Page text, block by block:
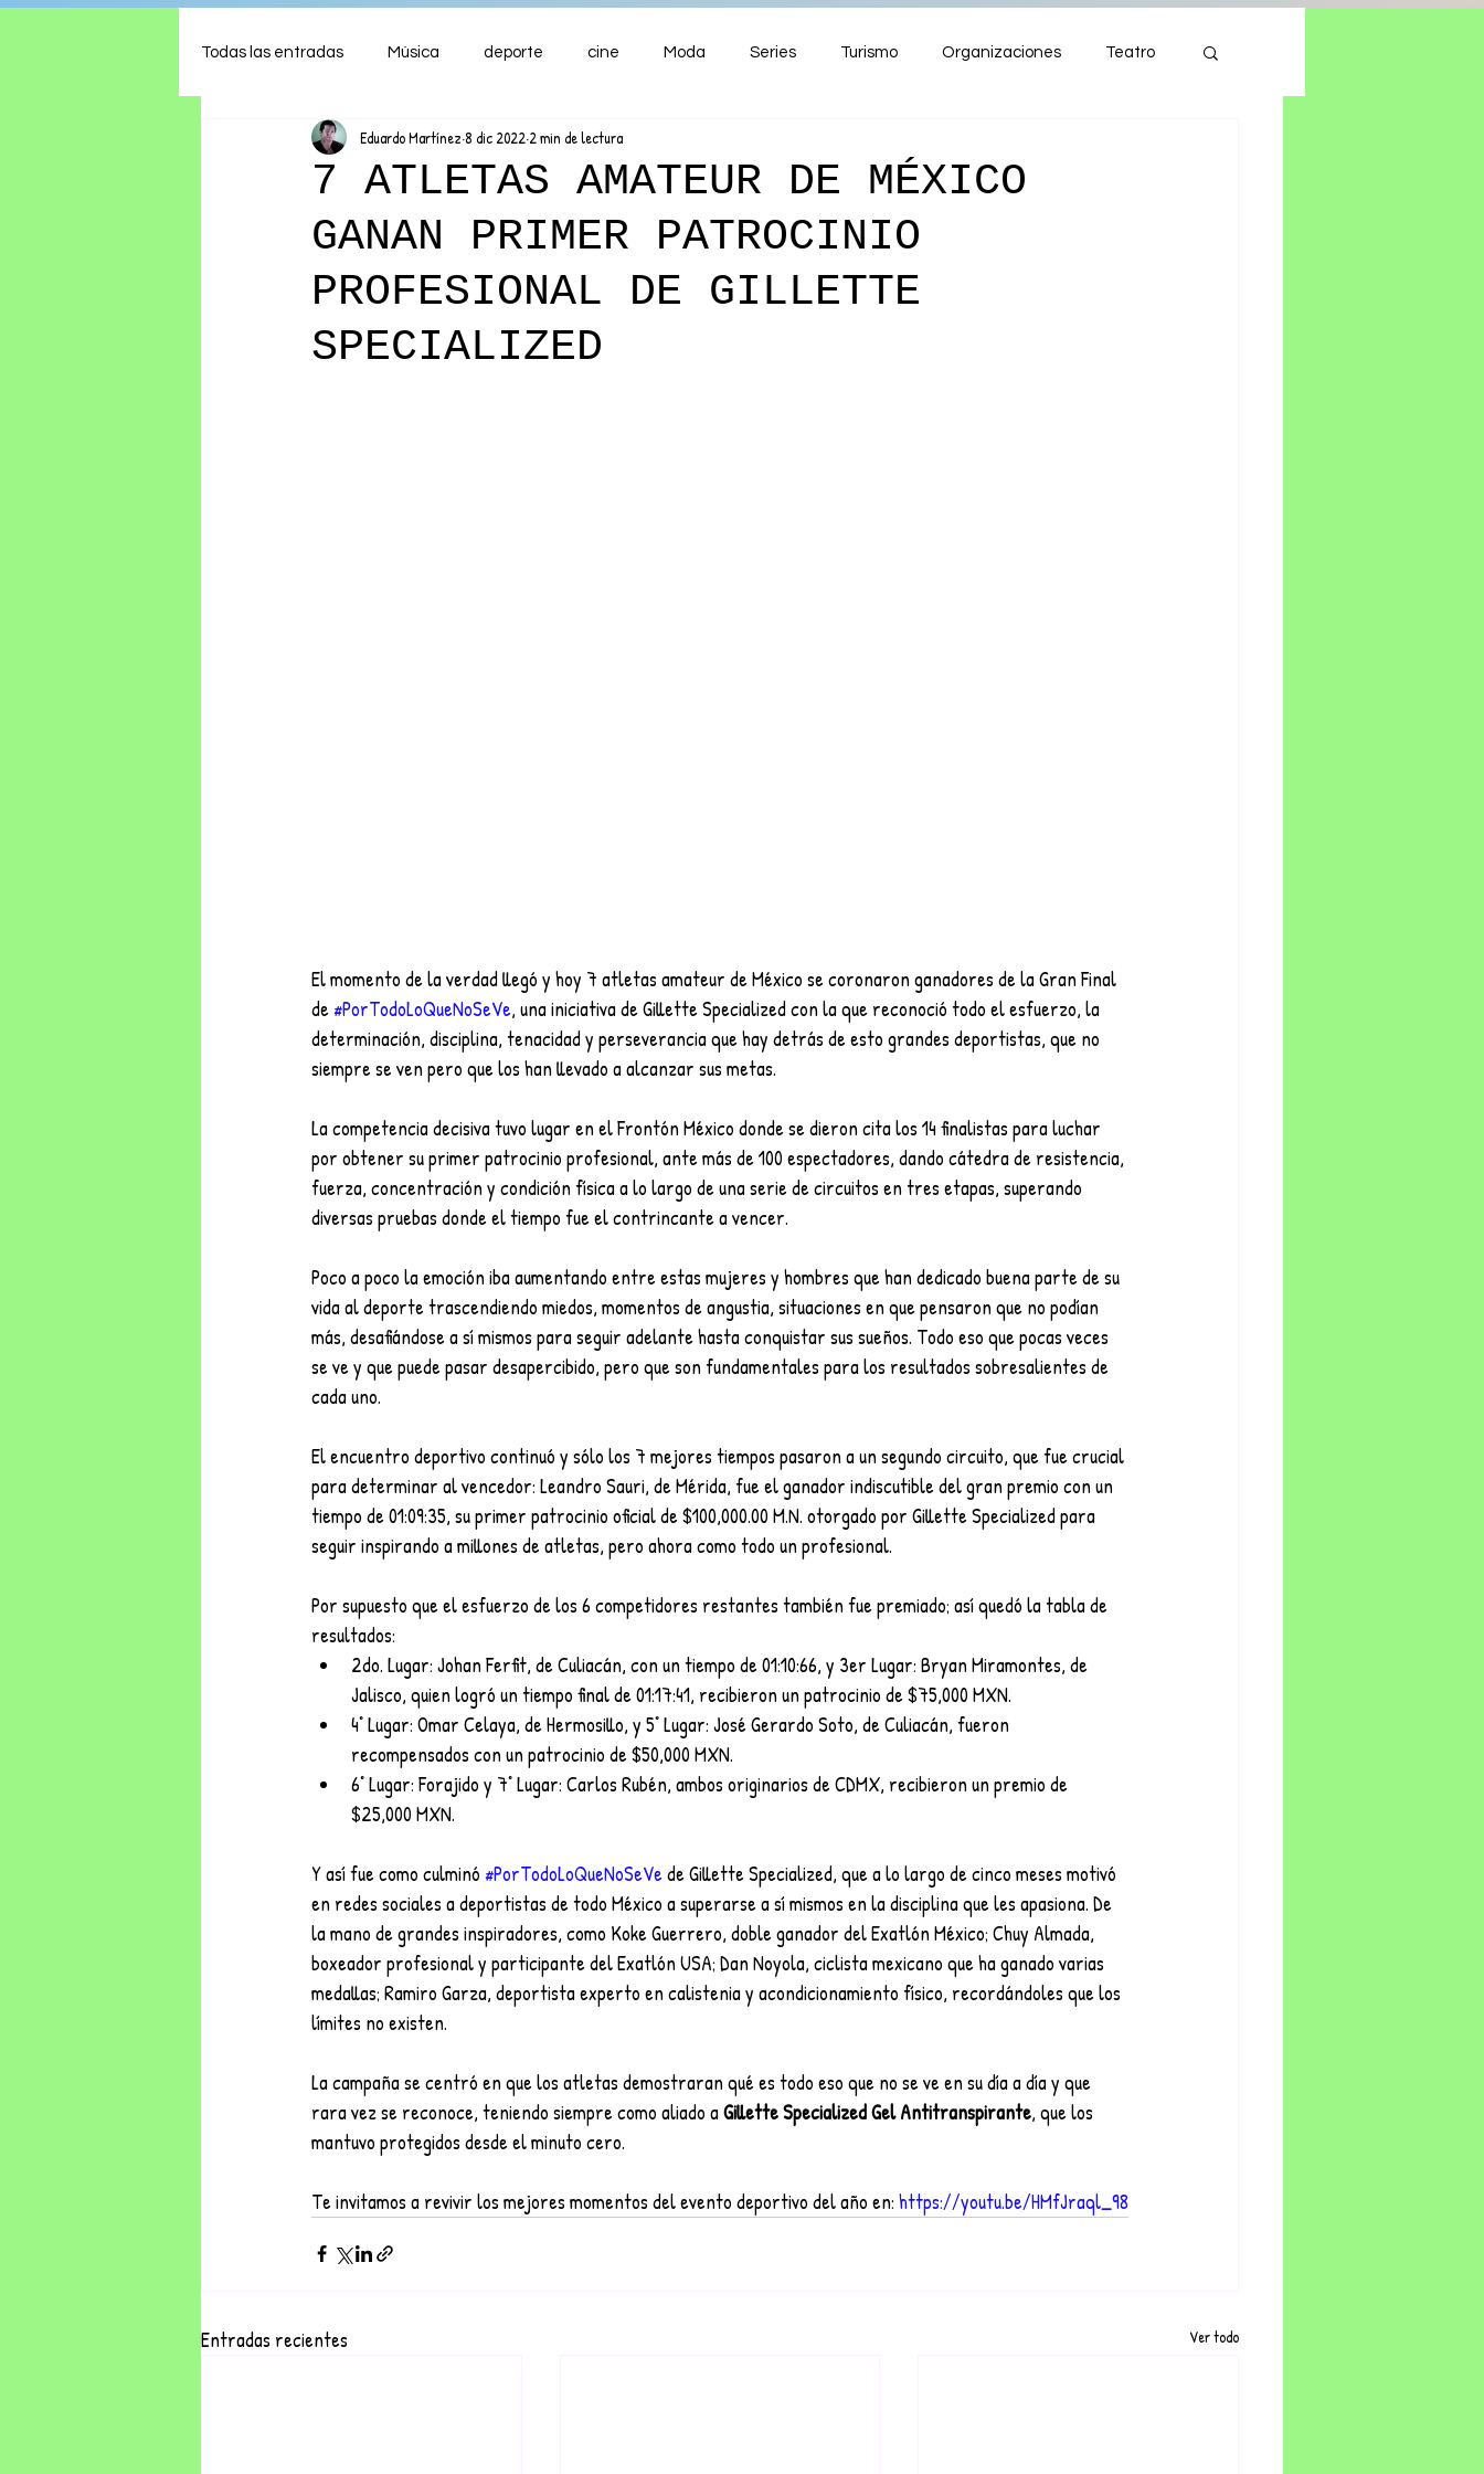
Todas las entradas Música deporte cine Moda Series Turismo Organizaciones Teatro
Shows Comida ENTRETENIMIENTO
Ambiente Hogar Finanzas
7 ATLETAS AMATEUR DE MÉXICO
GANAN PRIMER PATROCINIO
PROFESIONAL DE GILLETTE
SPECIALIZED
Eduardo Martínez 8 dic 2022 2 min de lectura
El momento de la verdad llegó y hoy 7 atletas amateur de México se coronaron ganadores de la Gran Final
de #PorTodoLoQueNoSeVe, una iniciativa de Gillette Specialized con la que reconoció todo el esfuerzo, la
determinación, disciplina, tenacidad y perseverancia que hay detrás de esto grandes deportistas, que no
siempre se ven pero que los han llevado a alcanzar sus metas.
La competencia decisiva tuvo lugar en el Frontón México donde se dieron cita los 14 finalistas para luchar
por obtener su primer patrocinio profesional, ante más de 100 espectadores, dando cátedra de resistencia,
fuerza, concentración y condición física a lo largo de una serie de circuitos en tres etapas, superando
diversas pruebas donde el tiempo fue el contrincante a vencer.
Poco a poco la emoción iba aumentando entre estas mujeres y hombres que han dedicado buena parte de su
vida al deporte trascendiendo miedos, momentos de angustia, situaciones en que pensaron que no podían
más, desafiándose a sí mismos para seguir adelante hasta conquistar sus sueños. Todo eso que pocas veces
se ve y que puede pasar desapercibido, pero que son fundamentales para los resultados sobresalientes de
cada uno.
El encuentro deportivo continuó y sólo los 7 mejores tiempos pasaron a un segundo circuito, que fue crucial
para determinar al vencedor: Leandro Sauri, de Mérida, fue el ganador indiscutible del gran premio con un
tiempo de 01:09:35, su primer patrocinio oficial de $100,000.00 M.N. otorgado por Gillette Specialized para
seguir inspirando a millones de atletas, pero ahora como todo un profesional.
Por supuesto que el esfuerzo de los 6 competidores restantes también fue premiado; así quedó la tabla de
resultados:
2do. Lugar: Johan Ferfit, de Culiacán, con un tiempo de 01:10:66, y 3er Lugar: Bryan Miramontes, de
Jalisco, quien logró un tiempo final de 01:17:41, recibieron un patrocinio de $75,000 MXN.
4° Lugar: Omar Celaya, de Hermosillo, y 5° Lugar: José Gerardo Soto, de Culiacán, fueron
recompensados con un patrocinio de $50,000 MXN.
6° Lugar: Forajido y 7° Lugar: Carlos Rubén, ambos originarios de CDMX, recibieron un premio de
$25,000 MXN.
Y así fue como culminó #PorTodoLoQueNoSeVe de Gillette Specialized, que a lo largo de cinco meses motivó
en redes sociales a deportistas de todo México a superarse a sí mismos en la disciplina que les apasiona. De
la mano de grandes inspiradores, como Koke Guerrero, doble ganador del Exatlón México; Chuy Almada,
boxeador profesional y participante del Exatlón USA; Dan Noyola, ciclista mexicano que ha ganado varias
medallas; Ramiro Garza, deportista experto en calistenia y acondicionamiento físico, recordándoles que los
límites no existen.
La campaña se centró en que los atletas demostraran qué es todo eso que no se ve en su día a día y que
rara vez se reconoce, teniendo siempre como aliado a Gillette Specialized Gel Antitranspirante, que los
mantuvo protegidos desde el minuto cero.
Te invitamos a revivir los mejores momentos del evento deportivo del año en: https://youtu.be/HMfJraql_98
Entradas recientes Ver todo